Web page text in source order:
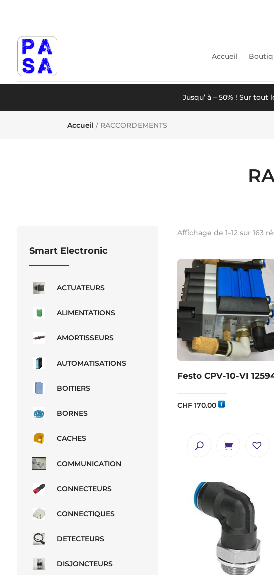
Accueil
Jusqu’ à – 50% ! Sur
Accueil / RACCORDEMENTS
Affichage de 1–12 sur 163
Festo CPV-10-VI
CHF 170.00
Smart Electronic
ACTUATEURS
ALIMENTATIONS
AMORTISSEURS
AUTOMATISATIONS
BOITIERS
BORNES
CACHES
COMMUNICATION
CONNECTEURS
CONNECTIQUES
DETECTEURS
DISJONCTEURS